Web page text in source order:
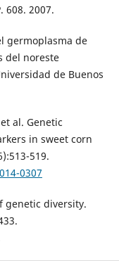
608. 2007.
germoplasma de
del noreste
de Buenos
al. Genetic
in sweet corn
519.
0307
genetic diversity.